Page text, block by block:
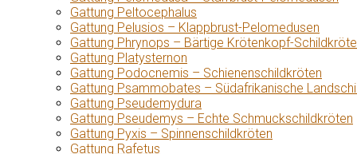
Gattung Peltocephalus
Gattung Pelusios – Klappbrust-Pelomedusen
Gattung Phrynops – Bärtige Krötenkopf-
Gattung Platysternon
Gattung Podocnemis – Schienenschildkröten
Gattung Psammobates – Südafrikanische
Gattung Pseudemydura
Gattung Pseudemys – Echte Schmuckschildkröten
Gattung Pyxis – Spinnenschildkröten
Gattung Rafetus